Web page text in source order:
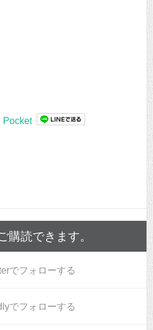
Pocket
購読できます。
でフォローする
でフォローする